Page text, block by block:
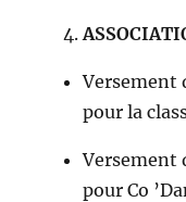
Versement
pour la
Versement
pour Co